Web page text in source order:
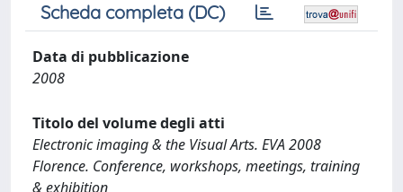
Scheda completa (DC)
Data di pubblicazione
2008
Titolo del volume degli atti
Electronic imaging & the Visual Arts. EVA 2008
Florence. Conference, workshops, meetings, training
& exhibition